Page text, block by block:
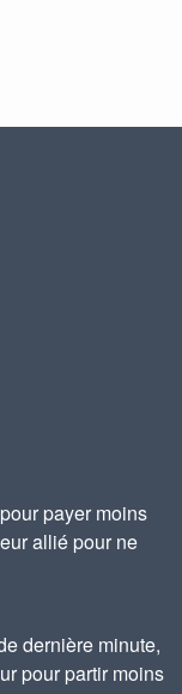
payer moins
allié pour ne
dernière minute,
pour partir moins